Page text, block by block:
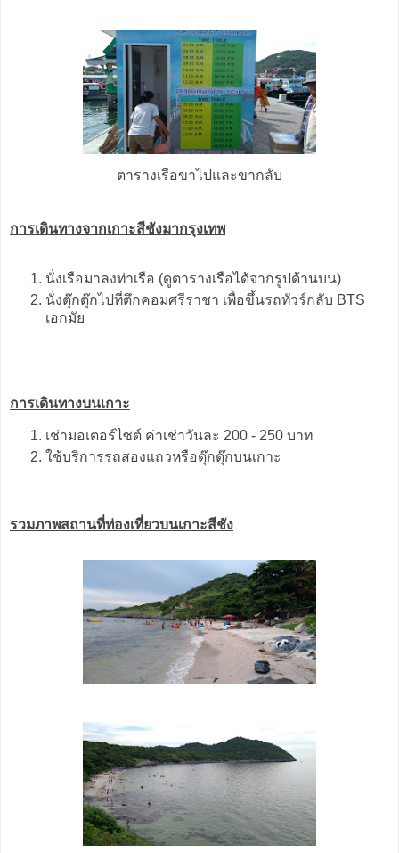
ตารางเรือขาไปและขากลับ
การเดินทางจากเกาะสีชังมากรุงเทพ
นั่งเรือมาลงท่าเรือ (ดูตารางเรือได้จากรูปด้านบน)
นั่งตุ๊กตุ๊กไปที่ตึกคอมศรีราชา เพื่อขึ้นรถทัวร์กลับ BTS
เอกมัย
การเดินทางบนเกาะ
เช่ามอเตอร์ไซต์ ค่าเช่าวันละ 200 - 250 บาท
ใช้บริการรถสองแถวหรือตุ๊กตุ๊กบนเกาะ
รวมภาพสถานที่ท่องเที่ยวบนเกาะสีชัง